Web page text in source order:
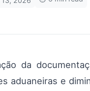
da
aduaneiras e